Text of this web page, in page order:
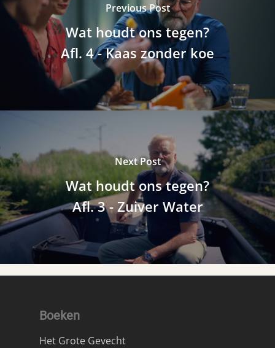
Previous Post
Wat houdt ons tegen?
Afl. 4 - Kaas zonder koe
Next Post
Wat houdt ons tegen?
Afl. 3 - Zuiver Water
Boeken
Het Grote Gevecht